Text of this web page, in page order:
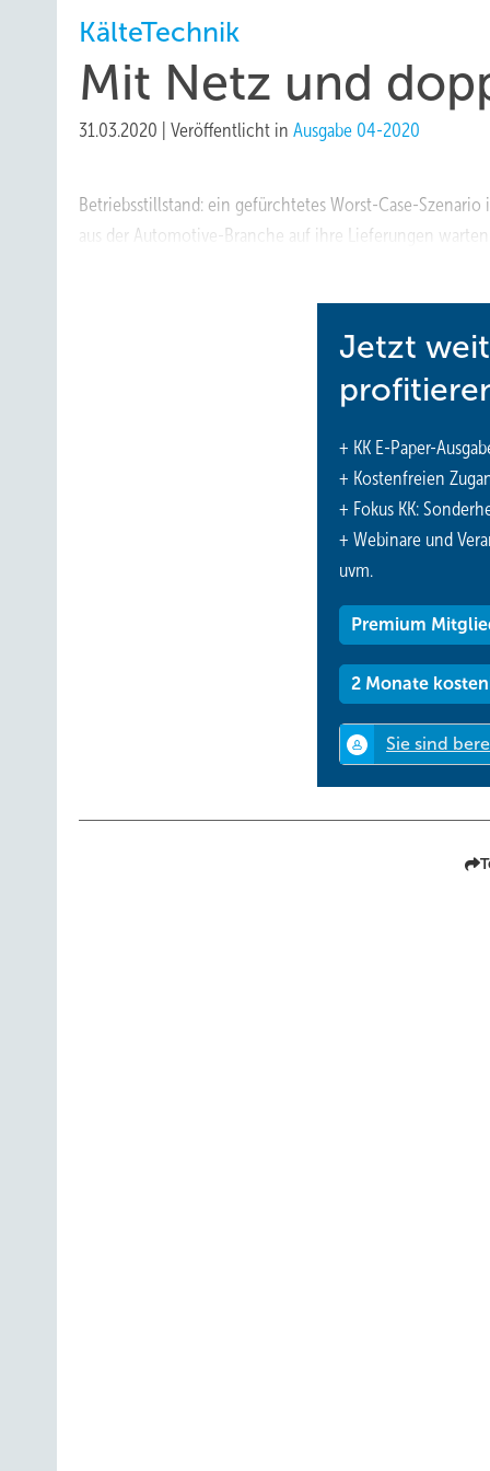
KälteTechnik
Mit Netz und
31.03.2020 Veröffentlicht in Ausgabe 04-2020
Betriebsstillstand: ein gefürchtetes Worst-Case-
aus der Automo­tive-Branche auf ihre Lieferungen
Jetzt
+ KK E-Paper-
+ Kostenfreien
+ Fokus KK:
+ Webinare und
uvm.
Premium
2 Monate